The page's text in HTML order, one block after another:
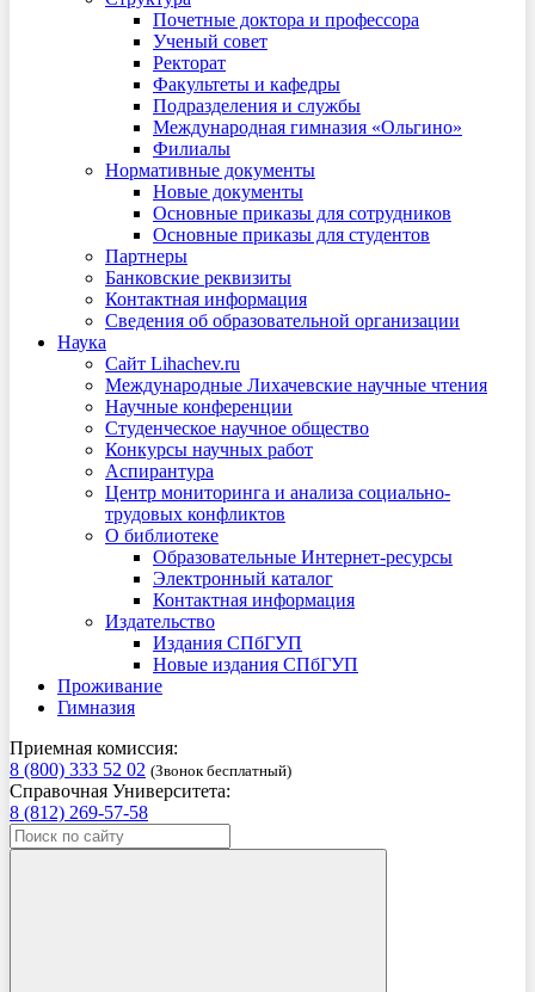
Почетные доктора и профессора
Ученый совет
Ректорат
Факультеты и кафедры
Подразделения и службы
Международная гимназия «Ольгино»
Филиалы
Нормативные документы
Новые документы
Основные приказы для сотрудников
Основные приказы для студентов
Партнеры
Банковские реквизиты
Контактная информация
Сведения об образовательной организации
Наука
Сайт Lihachev.ru
Международные Лихачевские научные чтения
Научные конференции
Студенческое научное общество
Конкурсы научных работ
Аспирантура
Центр мониторинга и анализа социально-
трудовых конфликтов
О библиотеке
Образовательные Интернет-ресурсы
Электронный каталог
Контактная информация
Издательство
Издания СПбГУП
Новые издания СПбГУП
Проживание
Гимназия
Приемная комиссия:
8 (800) 333 52 02 (Звонок бесплатный)
Справочная Университета:
8 (812) 269-57-58